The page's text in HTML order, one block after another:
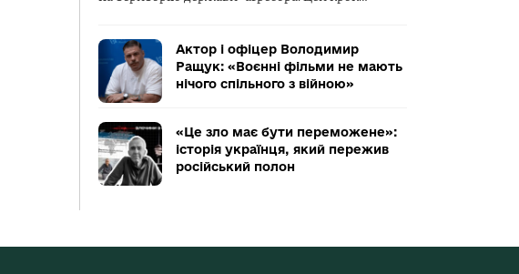
Актор і офіцер Володимир
Ращук: «Воєнні фільми не мають
нічого спільного з війною»
«Це зло має бути переможене»:
історія українця, який пережив
російський полон